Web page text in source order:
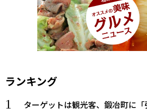
ランキング
ターゲットは観光客、鍛冶町に「